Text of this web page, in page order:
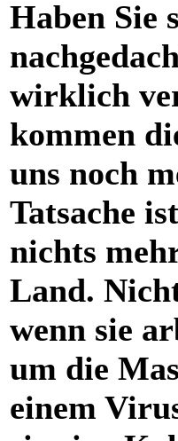
Haben Sie
wirklich
kommen
uns noch
Tatsache
nichts
Land.
wenn sie
um die
einem